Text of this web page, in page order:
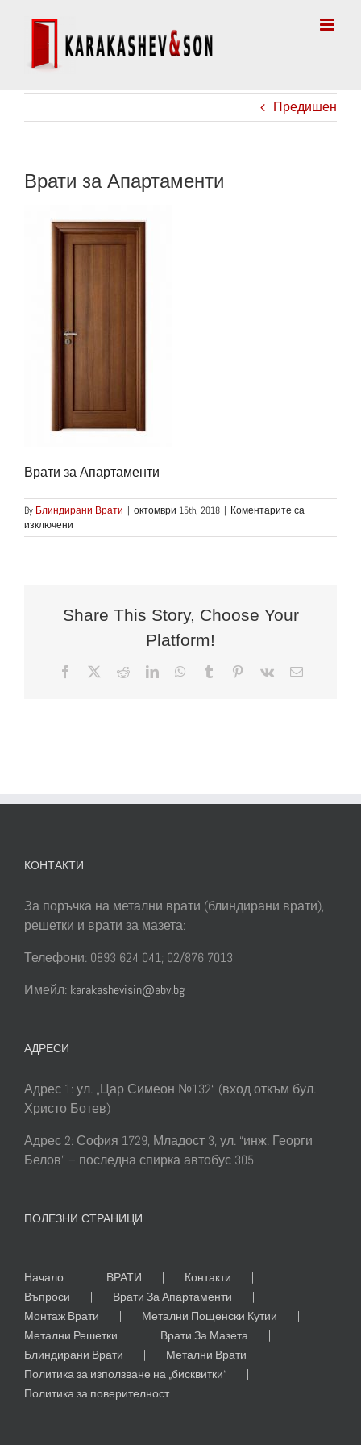
Предишен
Врати за Апартаменти
Врати за Апартаменти
By Блиндирани Врати | октомври 15th, 2018 | Коментарите са
изключени
Врати
Share This Story, Choose Your
Platform!
Facebook RedditLinkedInWhatsApp
Tumblr Pinterest
Vk
КОНТАКТИ
За поръчка на метални врати (блиндирани врати),
решетки и врати за мазета:
Телефони: 0893 624 041; 02/876 7013
Имейл: karakashevisin@abv.bg
АДРЕСИ
Адрес 1: ул. „Цар Симеон №132“ (вход откъм бул.
Христо Ботев)
Адрес 2: София 1729, Младост 3, ул. “инж. Георги
Белов” – последна спирка автобус 305
ПОЛЕЗНИ СТРАНИЦИ
Начало ВРАТИ
Контакти
Въпроси
Врати За Апартаменти
Монтаж Врати
Метални Пощенски Кутии
Метални Решетки
Врати За Мазета
Блиндирани Врати
Метални Врати
Политика за използване на „бисквитки“
Политика за поверителност